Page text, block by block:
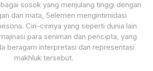
sosok yang menjulang tinggi dengan
dan mata, 5elemen mengintimidasi
Ciri-cirinya yang seperti dunia lain
para seniman dan pencipta, yang
beragam interpretasi dan representasi
makhluk tersebut.